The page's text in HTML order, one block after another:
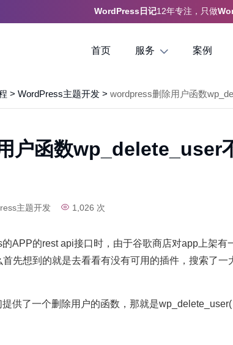
WordPress日记12年专注，只做
首页 服务 案例
> WordPress主题开发 > wordpress删除用户函数
户函数wp_delete_user
主题开发 1,026 次
APP的rest api接口时，由于谷歌商店对app上架有
先想到的就是去看看有没有可用的插件，搜索了一
供了一个删除用户的函数，那就是wp_delete_user(